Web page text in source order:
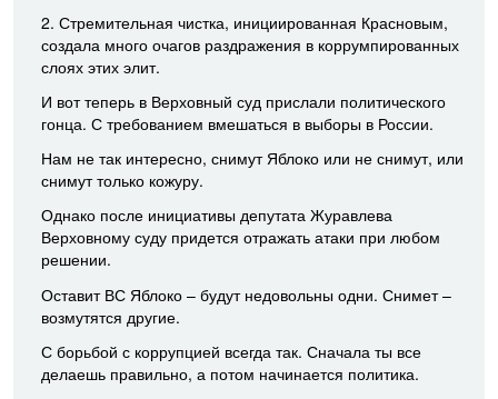
2. Стремительная чистка, инициированная Красновым,
создала много очагов раздражения в коррумпированных
слоях этих элит.
И вот теперь в Верховный суд прислали политического
гонца. С требованием вмешаться в выборы в России.
Нам не так интересно, снимут Яблоко или не снимут, или
снимут только кожуру.
Однако после инициативы депутата Журавлева
Верховному суду придется отражать атаки при любом
решении.
Оставит ВС Яблоко – будут недовольны одни. Снимет –
возмутятся другие.
С борьбой с коррупцией всегда так. Сначала ты все
делаешь правильно, а потом начинается политика.